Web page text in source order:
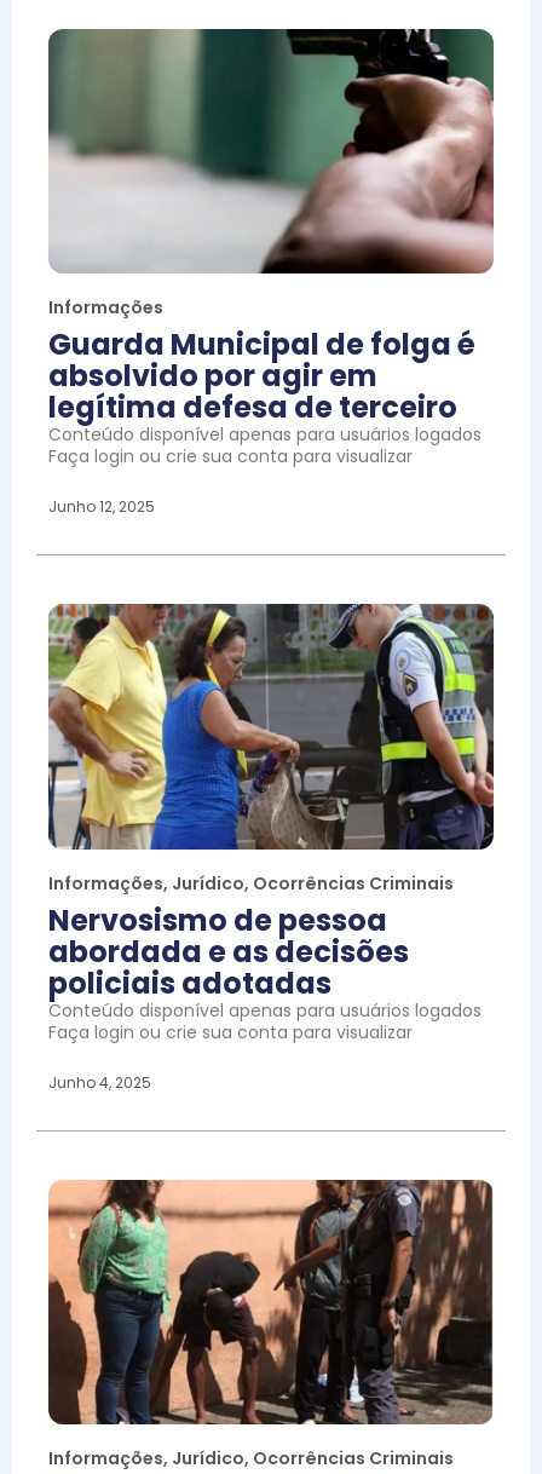
Informações
Guarda Municipal de folga é
absolvido por agir em
legítima defesa de terceiro
Conteúdo disponível apenas para usuários logados
Faça login ou crie sua conta para visualizar
Junho 12, 2025
Informações, Jurídico, Ocorrências Criminais
Nervosismo de pessoa
abordada e as decisões
policiais adotadas
Conteúdo disponível apenas para usuários logados
Faça login ou crie sua conta para visualizar
Junho 4, 2025
Informações, Jurídico, Ocorrências Criminais